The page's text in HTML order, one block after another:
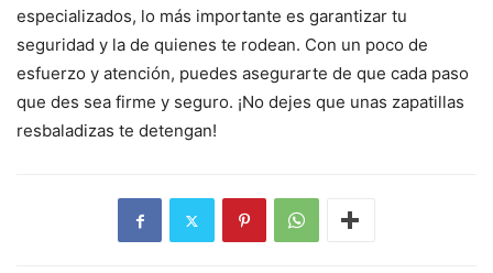
especializados, lo más importante es garantizar tu
seguridad y la de quienes te rodean. Con un poco de
esfuerzo y atención, puedes asegurarte de que cada paso
que des sea firme y seguro. ¡No dejes que unas zapatillas
resbaladizas te detengan!